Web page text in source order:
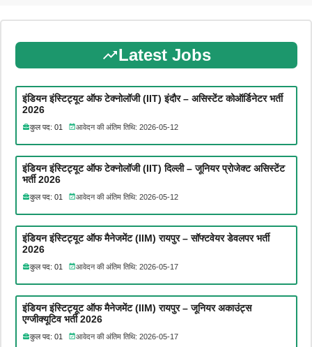
Latest Jobs
इंडियन इंस्टिट्यूट ऑफ टेक्नोलॉजी (IIT) इंदौर – असिस्टेंट कोऑर्डिनेटर भर्ती
2026
कुल पद: 01 आवेदन की अंतिम तिथि: 2026-05-12
इंडियन इंस्टिट्यूट ऑफ टेक्नोलॉजी (IIT) दिल्ली – जूनियर प्रोजेक्ट असिस्टेंट
भर्ती 2026
कुल पद: 01 आवेदन की अंतिम तिथि: 2026-05-12
इंडियन इंस्टिट्यूट ऑफ मैनेजमेंट (IIM) रायपुर – सॉफ्टवेयर डेवलपर भर्ती
2026
कुल पद: 01 आवेदन की अंतिम तिथि: 2026-05-17
इंडियन इंस्टिट्यूट ऑफ मैनेजमेंट (IIM) रायपुर – जूनियर अकाउंट्स
एग्जीक्यूटिव भर्ती 2026
कुल पद: 01 आवेदन की अंतिम तिथि: 2026-05-17